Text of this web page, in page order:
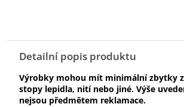
Detailní popis produktu
Výrobky mohou mít minimální zbytky
stopy lepidla, nití nebo jiné. Výše
nejsou předmětem reklamace.